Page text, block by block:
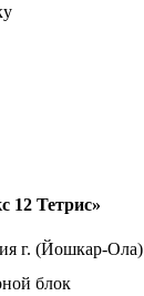
12 Тетрис»
г. (Йошкар-Ола)
блок